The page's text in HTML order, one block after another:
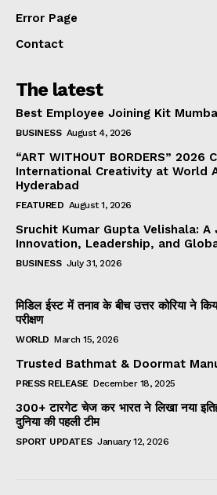
Error Page
Contact
The latest
Best Employee Joining Kit
BUSINESS August 4, 2026
“ART WITHOUT BORDERS” 2026
International Creativity at World
Hyderabad
FEATURED August 1, 2026
Sruchit Kumar Gupta Velishala: A
Innovation, Leadership, and
BUSINESS July 31, 2026
मिडिल ईस्ट में तनाव के बीच उत्तर कोरिया ने
परीक्षण
WORLD March 15, 2026
Trusted Bathmat & Doormat
PRESS RELEASE December 18, 2025
300+ टारगेट चेज कर भारत ने लिखा नया
दुनिया की पहली टीम
SPORT UPDATES January 12, 2026